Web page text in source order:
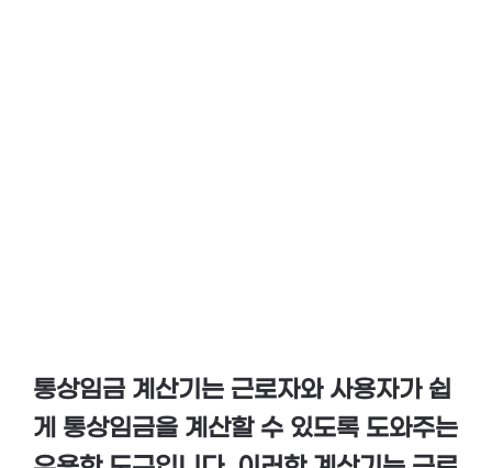
통상임금 계산기 는 근로자와 사용자가 쉽
게 통상임금을 계산할 수 있도록 도와주는